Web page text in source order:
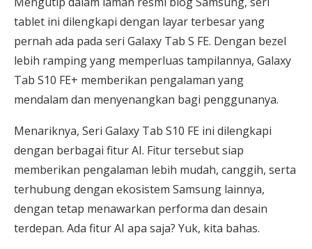
tablet ini dilengkapi dengan layar terbesar yang
pernah ada pada seri Galaxy Tab S FE. Dengan bezel
lebih ramping yang memperluas tampilannya, Galaxy
Tab S10 FE+ memberikan pengalaman yang
mendalam dan menyenangkan bagi penggunanya.
Menariknya, Seri Galaxy Tab S10 FE ini dilengkapi
dengan berbagai fitur AI. Fitur tersebut siap
memberikan pengalaman lebih mudah, canggih, serta
terhubung dengan ekosistem Samsung lainnya,
dengan tetap menawarkan performa dan desain
terdepan. Ada fitur AI apa saja? Yuk, kita bahas.